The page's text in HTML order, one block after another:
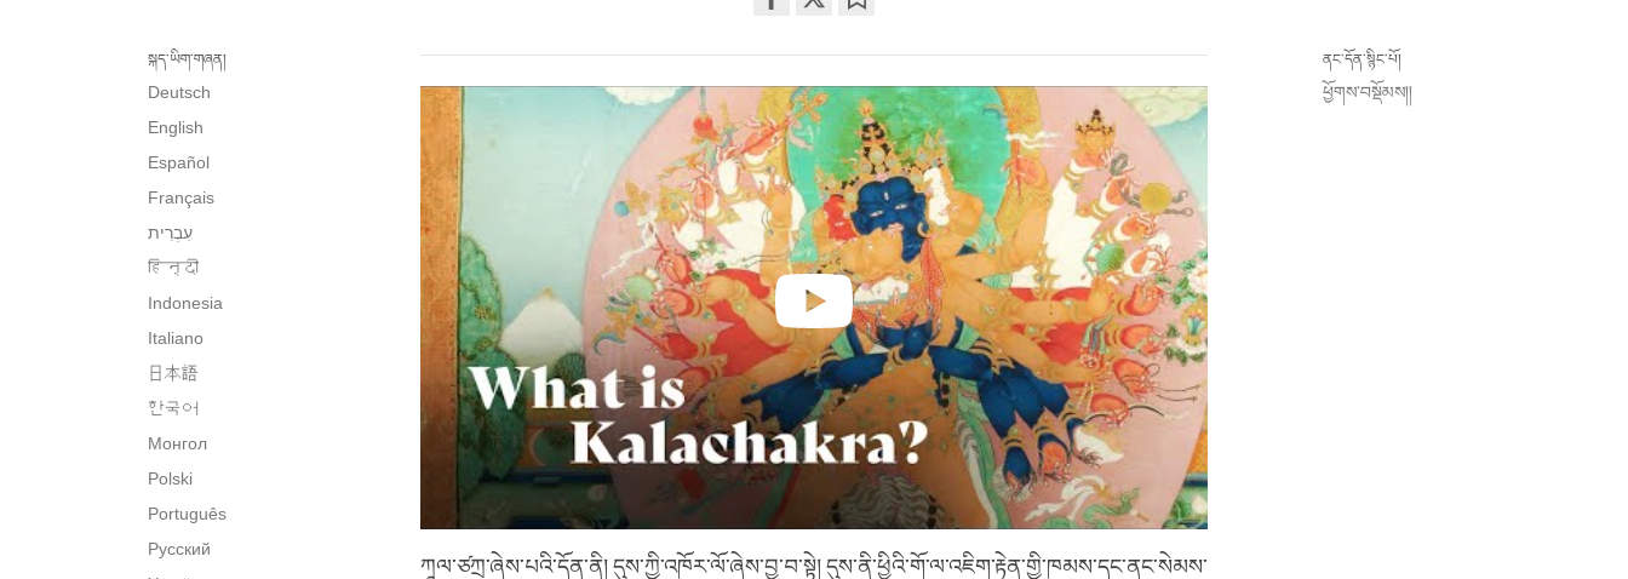
on
facebook
ནང་དོན་སྙིང་པོ།
ཕྱོགས་བསྡོམས།།
སྐད་ཡིག་གཞན།
Deutsch
English
Español
Français
हिन्दी
Indonesia
Italiano
日本語
한국어
Монгол
Polski
Português
Русский
ཀཱལ་ཙཀྲ་ཞེས་པའི་དོན་ནི། དུས་ཀྱི་འཁོར་ལོ་ཞེས་བྱ་བ་སྟེ། དུས་ནི་ཕྱིའི་གོ་ལ་འཇིག་རྟེན་གྱི་ཁམས་དང་ནང་སེམས་